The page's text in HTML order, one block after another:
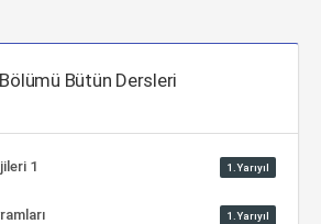
Bütün Dersleri
1 1.Yarıyıl
1.Yarıyıl